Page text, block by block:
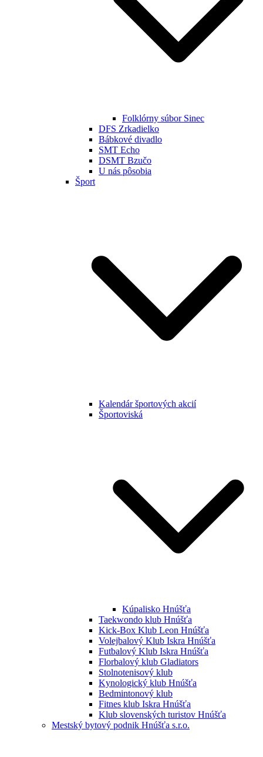
Folklórny súbor Sinec
DFS Zrkadielko
Bábkové divadlo
SMT Echo
DSMT Bzučo
U nás pôsobia
Šport
Kalendár športových akcií
Športoviská
Kúpalisko Hnúšťa
Taekwondo klub Hnúšťa
Kick-Box Klub Leon Hnúšťa
Volejbalový Klub Iskra Hnúšťa
Futbalový Klub Iskra Hnúšťa
Florbalový klub Gladiators
Stolnotenisový klub
Kynologický klub Hnúšťa
Bedmintonový klub
Fitnes klub Iskra Hnúšťa
Klub slovenských turistov Hnúšťa
Mestský bytový podnik Hnúšťa s.r.o.